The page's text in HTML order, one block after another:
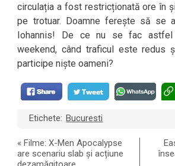
circulația a fost restricționată ore în
pe trotuar. Doamne ferește să se
Iohannis! De ce nu se fac astfel
weekend, când traficul este
participe niște oameni?
Etichete: Bucuresti
«Filme: X-Men Apocalypse
are scenariu slab și acțiune